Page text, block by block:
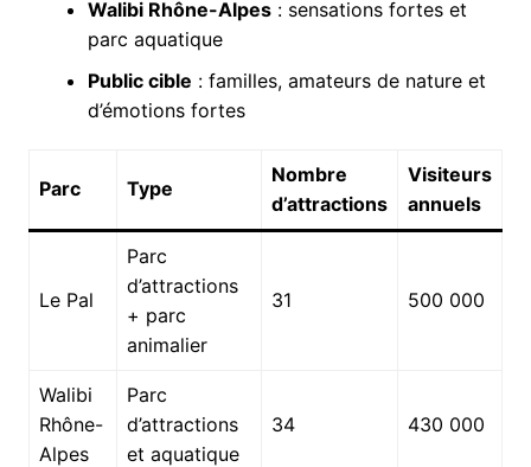
Walibi Rhône-Alpes: sensations fortes et
parc aquatique
Public cible : familles, amateurs de nature et
d’émotions fortes
Parc Type
Nombre
d’attractions
Visiteurs
annuels
Le Pal
Parc
d’attractions
+ parc
animalier
31 500 000
Walibi
Rhône-
Alpes
Parc
d’attractions
et aquatique
34 430 000